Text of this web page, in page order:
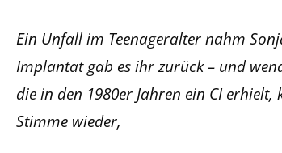
Ein Unfall im Teenageralter nahm
Implantat gab es ihr zurück – und
die in den 1980er Jahren ein CI
Stimme wieder,